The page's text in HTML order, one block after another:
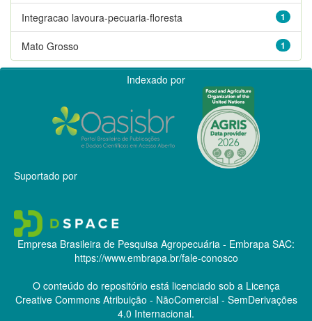
1
Integracao lavoura-pecuaria-floresta
1
Mato Grosso
Indexado por
Suportado por
Empresa Brasileira de Pesquisa Agropecuária - Embrapa SAC:
https://www.embrapa.br/fale-conosco
O conteúdo do repositório está licenciado sob a Licença
Creative CommonsAtribuição - NãoComercial - SemDerivações
4.0 Internacional.